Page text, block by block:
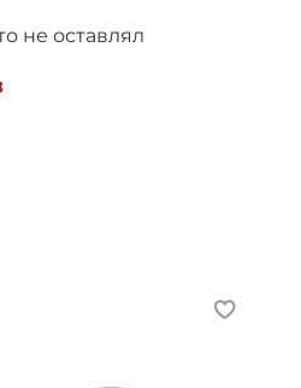
не оставлял